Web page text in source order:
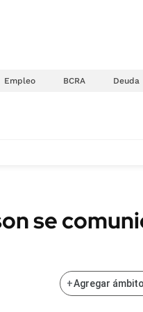
Empleo BCRA Deuda
Sustentabilidad
POLÍTICA
se
+Agregar